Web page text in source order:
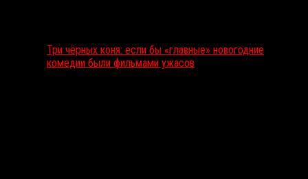
Три чёрных коня: если бы «главные» новогодние
комедии были фильмами ужасов